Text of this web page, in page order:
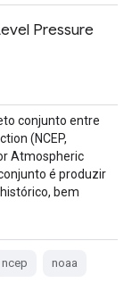
Pressure
conjunto entre
(NCEP,
Atmospheric
é produzir
bem
ncep noaa